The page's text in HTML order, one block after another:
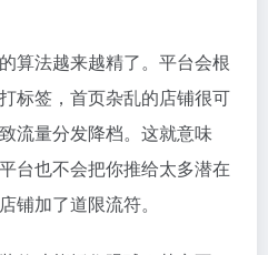
算法越来越精了。平台会根
标签，首页杂乱的店铺很可
流量分发降档。这就意味
台也不会把你推给太多潜在
铺加了道限流符。